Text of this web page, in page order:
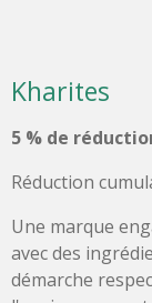
Kharites
5 % de
Réduction
Une marque
avec des
démarche